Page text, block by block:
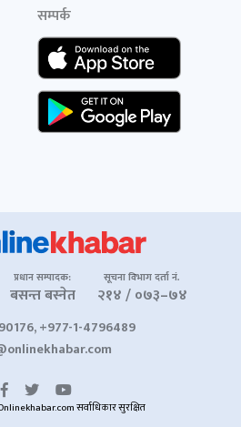
सम्पर्क
प्रधान सम्पादक:
बसन्त बस्नेत
सूचना विभाग दर्ता नं.
२१४ / ०७३–७४
+977-1-4796489
सर्वाधिकार सुरक्षित